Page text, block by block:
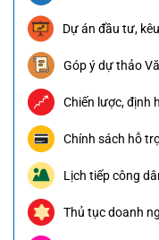
Dự án đầu tư,
Góp ý dự thảo
Chiến lược, định
Chính sách hỗ
Lịch tiếp công
Thủ tục doanh